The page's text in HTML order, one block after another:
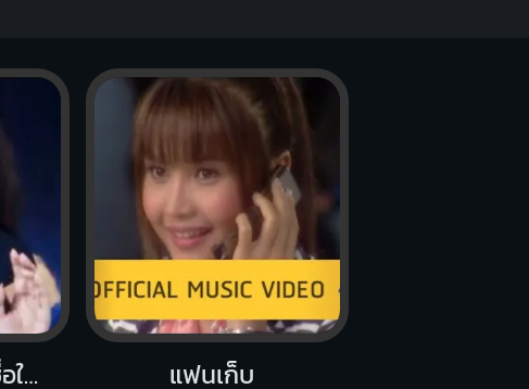
รักได้ครั้งละคน เชื่อใจได้คนละครั้ง แฟนเก็บ